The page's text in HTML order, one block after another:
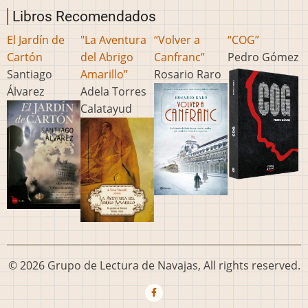
Libros Recomendados
El Jardín de
Cartón
Santiago
Álvarez
"La Aventura
del Abrigo
Amarillo”
Adela Torres
Calatayud
“Volver a
Canfranc”
Rosario Raro
“COG”
Pedro Gómez
© 2026 Grupo de Lectura de Navajas, All rights reserved.